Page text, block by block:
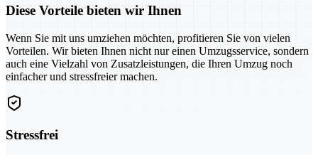
Diese Vorteile bieten wir Ihnen
Wenn Sie mit uns umziehen möchten, profitieren Sie von vielen
Vorteilen. Wir bieten Ihnen nicht nur einen Umzugsservice, sondern
auch eine Vielzahl von Zusatzleistungen, die Ihren Umzug noch
einfacher und stressfreier machen.
Stressfrei